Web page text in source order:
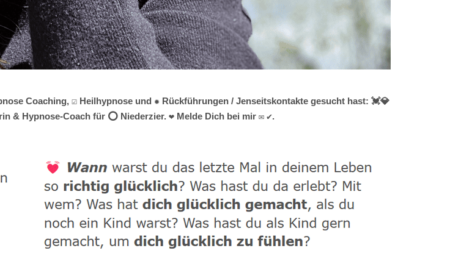
Coaching, ☑️ Heilhypnose und ✹ Rückführungen / Jenseitskontakte gesucht hast: 💓️💎
& Hypnose-Coach für ⭕ Niederzier. ❤ Melde Dich bei mir ✉ ✔.